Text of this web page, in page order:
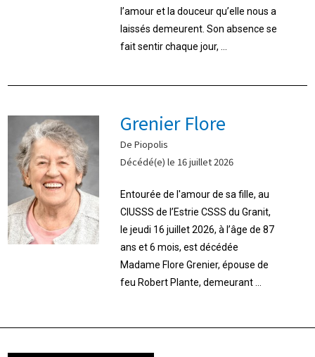
l’amour et la douceur qu’elle nous a
laissés demeurent. Son absence se
fait sentir chaque jour, ...
Grenier Flore
De Piopolis
Décédé(e) le 16 juillet 2026
Entourée de l'amour de sa fille, au
CIUSSS de l’Estrie CSSS du Granit,
le jeudi 16 juillet 2026, à l’âge de 87
ans et 6 mois, est décédée
Madame Flore Grenier, épouse de
feu Robert Plante, demeurant ...